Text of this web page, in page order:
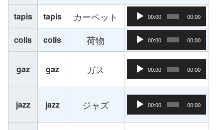
tapis
tapis カーペット 音声プレーヤー
00:00 00:00
colis colis 荷物 音声プレーヤー
00:00 00:00
gaz gaz ガス 音声プレーヤー
00:00 00:00
jazz jazz ジャズ 音声プレーヤー
00:00 00:00